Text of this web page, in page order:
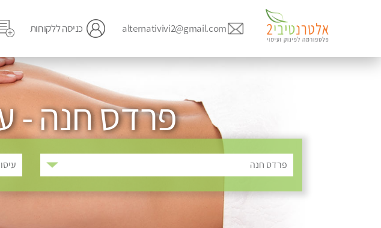
alternativivi2@gmail.com כניסה ללקוחות
פרדס חנה -
פרדס חנה